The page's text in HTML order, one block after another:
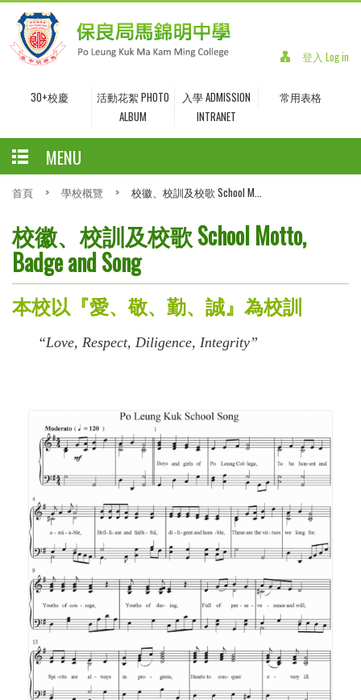
登入 Log in
30+校慶
活動花絮 PHOTO
ALBUM
入學 ADMISSION
常用表格
INTRANET
MENU
首頁 > 學校概覽 > 校徽、校訓及校歌 School M...
校徽、校訓及校歌 School Motto,
Badge and Song
本校以『愛、敬、勤、誠』為校訓
“Love, Respect, Diligence, Integrity”